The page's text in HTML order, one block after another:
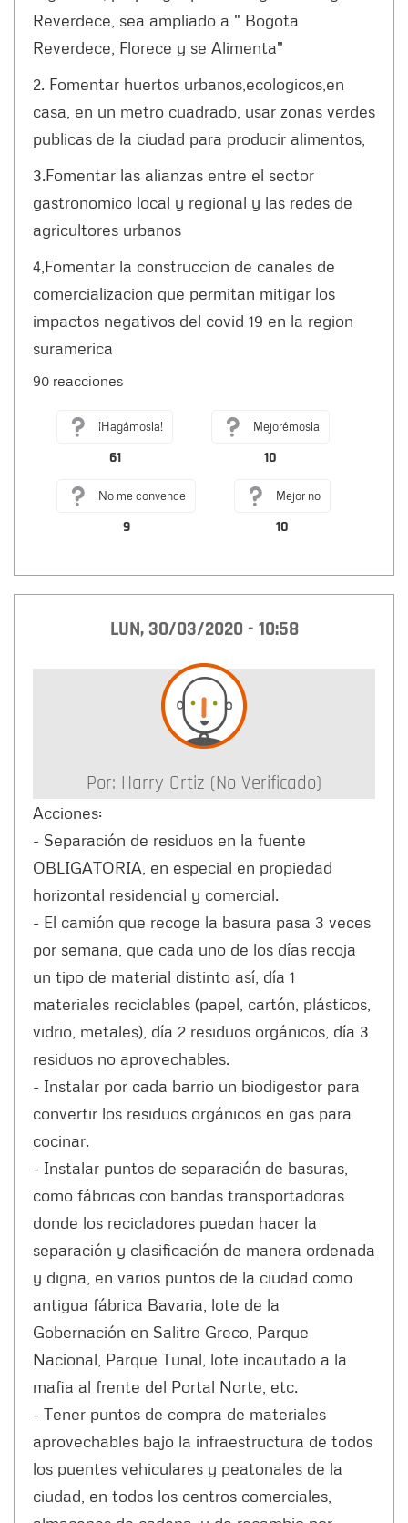
Reverdece, sea ampliado a " Bogota
Reverdece, Florece y se Alimenta"
2. Fomentar huertos urbanos,ecologicos,en
casa, en un metro cuadrado, usar zonas verdes
publicas de la ciudad para producir alimentos,
3.Fomentar las alianzas entre el sector
gastronomico local y regional y las redes de
agricultores urbanos
4,Fomentar la construccion de canales de
comercializacion que permitan mitigar los
impactos negativos del covid 19 en la region
suramerica
90 reacciones
¡Hagámosla!
61
Mejorémosla
10
No me convence
9
Mejor no
10
LUN, 30/03/2020 - 10:58
Por: Harry Ortiz (no Verificado)
Acciones:
- Separación de residuos en la fuente
OBLIGATORIA, en especial en propiedad
horizontal residencial y comercial.
- El camión que recoge la basura pasa 3 veces
por semana, que cada uno de los días recoja
un tipo de material distinto así, día 1
materiales reciclables (papel, cartón, plásticos,
vidrio, metales), día 2 residuos orgánicos, día 3
residuos no aprovechables.
- Instalar por cada barrio un biodigestor para
convertir los residuos orgánicos en gas para
cocinar.
- Instalar puntos de separación de basuras,
como fábricas con bandas transportadoras
donde los recicladores puedan hacer la
separación y clasificación de manera ordenada
y digna, en varios puntos de la ciudad como
antigua fábrica Bavaria, lote de la
Gobernación en Salitre Greco, Parque
Nacional, Parque Tunal, lote incautado a la
mafia al frente del Portal Norte, etc.
- Tener puntos de compra de materiales
aprovechables bajo la infraestructura de todos
los puentes vehiculares y peatonales de la
ciudad, en todos los centros comerciales,